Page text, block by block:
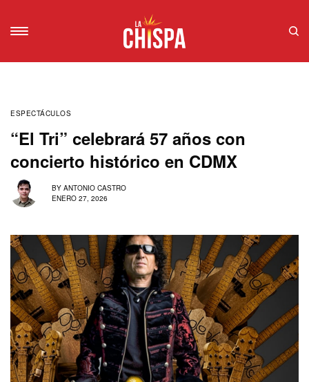
ESPECTÁCULOS
“El Tri” celebrará 57 años con
concierto histórico en CDMX
BY ANTONIO CASTRO
ENERO 27, 2026